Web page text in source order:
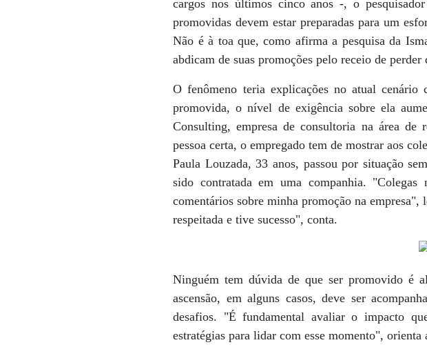
cargos nos últimos cinco anos -, o
promovidas devem estar preparadas para um
Não é à toa que, como afirma a pesquisa da
abdicam de suas promoções pelo receio de
O fenômeno teria explicações no atual cenário
promovida, o nível de exigência sobre ela
Consulting, empresa de consultoria na área de
pessoa certa, o empregado tem de mostrar aos
Paula Louzada, 33 anos, passou por situação
sido contratada em uma companhia.
comentários sobre minha promoção na
respeitada e tive sucesso", conta.
Ninguém tem dúvida de que ser promovido é
ascensão, em alguns casos, deve ser
desafios. "É fundamental avaliar o impacto
estratégias para lidar com esse momento",